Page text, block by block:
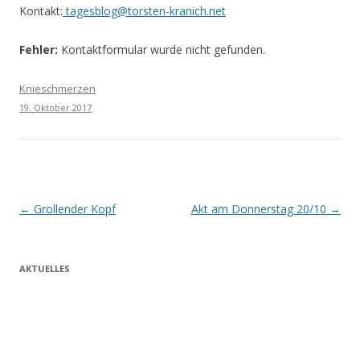
Kontakt: tagesblog@torsten-kranich.net
Fehler: Kontaktformular wurde nicht gefunden.
Knieschmerzen
19. Oktober 2017
Beitrags-
← Grollender Kopf Akt am Donnerstag 20/10 →
AKTUELLES